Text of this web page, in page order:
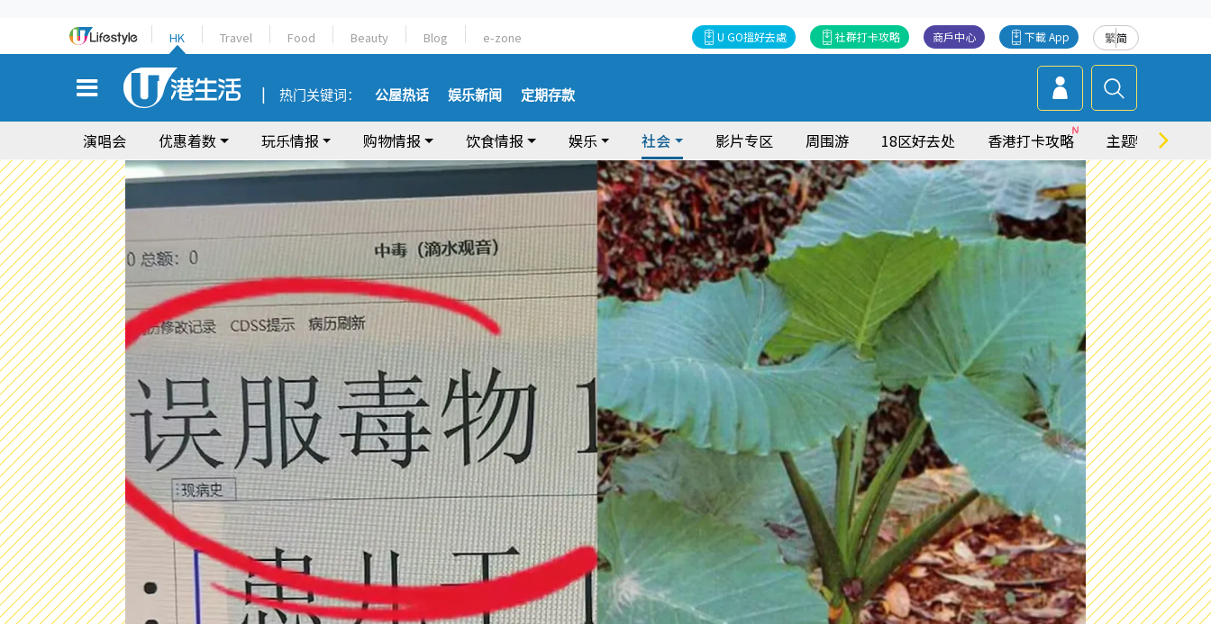
HK Travel Food Beauty Blog e-zone 繁简
下載 App
商戶中心
社群打卡攻略
U GO搵好去處
热门关键词： 公屋热话 娱乐新闻 定期存款
演唱会 优惠着数 玩乐情报 购物情报 饮食情报 娱乐 社会 影片专区 周围游 18区好去处 香港打卡攻略 主题特集